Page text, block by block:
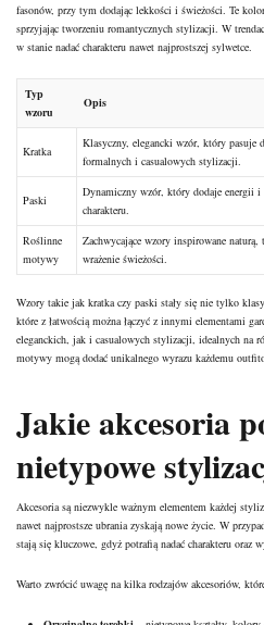
fasonów, przy tym dodając lekkości i świeżości. Te
sprzyjając tworzeniu romantycznych stylizacji. W
w stanie nadać charakteru nawet najprostszej sylwetce.
Typ
wzoru
Opis
Kratka
Klasyczny, elegancki wzór, który pasuje
formalnych i casualowych stylizacji.
Paski
Dynamiczny wzór, który dodaje energii i
charakteru.
Roślinne
motywy
Zachwycające wzory inspirowane naturą,
wrażenie świeżości.
Wzory takie jak kratka czy paski stały się nie tylko
które z łatwością można łączyć z innymi elementami
eleganckich, jak i casualowych stylizacji, idealnych na
motywy mogą dodać unikalnego wyrazu każdemu
Jakie akcesoria
nietypowe
Akcesoria są niezwykle ważnym elementem każdej
nawet najprostsze ubrania zyskają nowe życie. W
stają się kluczowe, gdyż potrafią nadać charakteru oraz
Warto zwrócić uwagę na kilka rodzajów akcesoriów,